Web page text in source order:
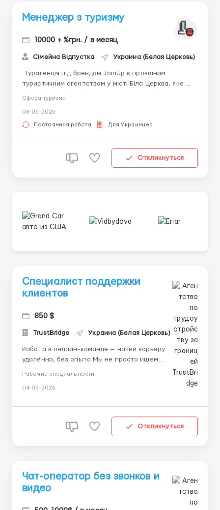
Менеджер з туризму
10000 + %грн. / в месяц
Сімейна Відпустка Украина (Белая Церковь)
Турагенція під брендом JoinUp є провідним
туристичним агентством у місті Біла Церква, яке
нашим клієнтам незабутні враження та відмінний
сервіс під час їхніх подорожей. У зв’язку з
Сфера туризма
08-06-2026
Постоянная работа Для Украинцев
Откликнуться
Специалист поддержки
клиентов
850 $
TrustBridge Украина (Белая Церковь)
Работа в онлайн-команде — начни карьеру
удалённо, без опыта Мы не просто ищем
сотрудников — мы формируем команду. Если ты
проекта, где платят за работу и поддерживают с
Рабочие специальности
04-03-2026
Откликнуться
Чат-оператор без звонков и
видео